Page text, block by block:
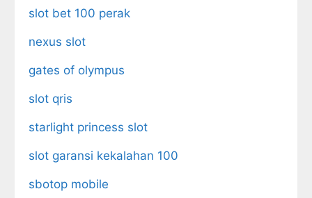
slot bet 100 perak
nexus slot
gates of olympus
slot qris
starlight princess slot
slot garansi kekalahan 100
sbotop mobile